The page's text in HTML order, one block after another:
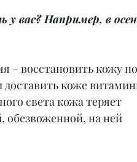
вас? Например, в
– восстановить кожу
доставить коже
света кожа теряет
обезвоженной, на ней